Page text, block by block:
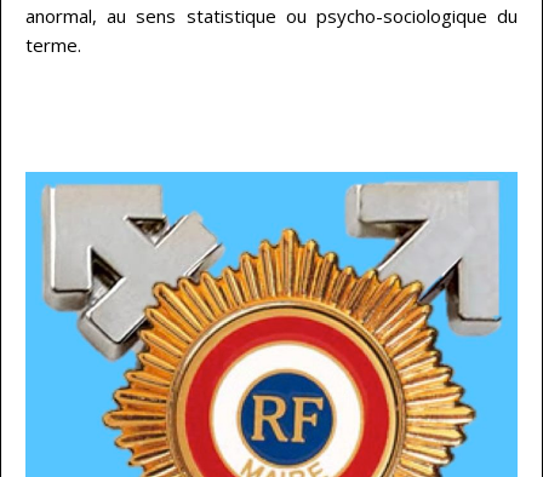
anormal, au sens statistique ou psycho-sociologique du
terme.